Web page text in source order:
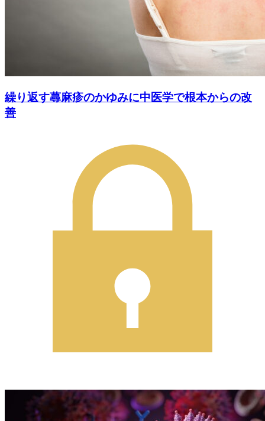
繰り返す蕁麻疹のかゆみに中医学で根本からの改
善